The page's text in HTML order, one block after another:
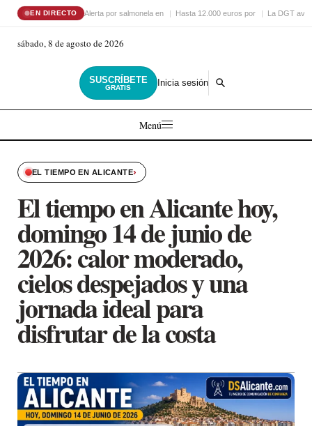
EN DIRECTO Alerta por salmonela en Hasta 12.000 euros por La DGT
sábado, 8 de agosto de 2026
SUSCRÍBETE
GRATIS Inicia sesión
Menú
EL TIEMPO EN ALICANTE›
El tiempo en Alicante hoy,
domingo 14 de junio de
2026: calor moderado,
cielos despejados y una
jornada ideal para
disfrutar de la costa